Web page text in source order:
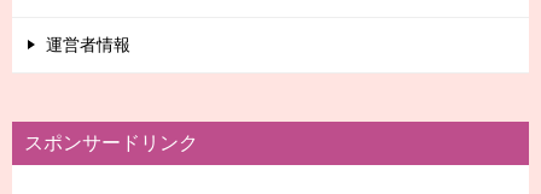
運営者情報
スポンサードリンク